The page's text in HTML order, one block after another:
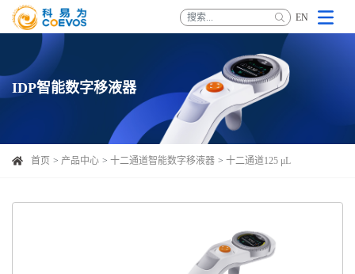
EN
IDP智能数字移液器
首页 产品中心 十二通道智能数字移液器 十二通道125 μL